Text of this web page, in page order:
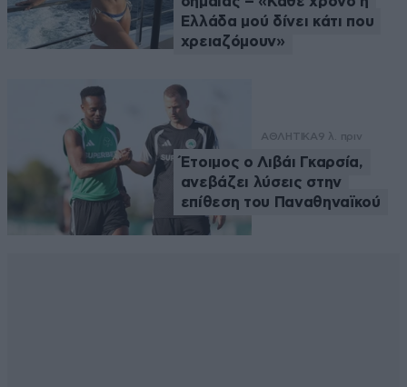
Ελλάδα μού δίνει κάτι που
χρειαζόμουν»
ΑΘΛΗΤΙΚΑ9 λ. πριν
Έτοιμος ο Λιβάι Γκαρσία,
ανεβάζει λύσεις στην
επίθεση του Παναθηναϊκού